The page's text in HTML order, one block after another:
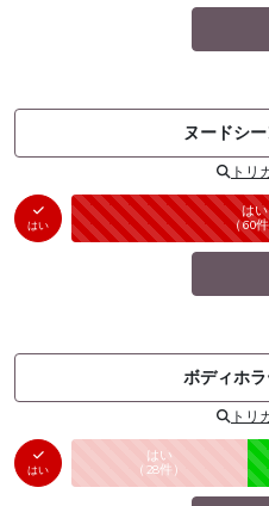
ヌードシ
トリ
はい
はい
（60
ボディホ
トリ
はい
はい
（ 28件） 未